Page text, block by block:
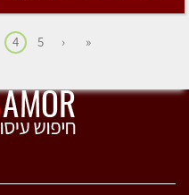
«
‹
5
4